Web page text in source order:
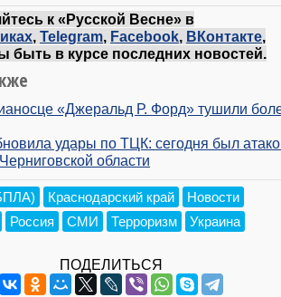
к «Русской Весне» в
, Telegram, Facebook, ВКонтакте,
быть в курсе последних новостей.
«Джеральд Р. Форд» тушили
удары по ТЦК: сегодня был
области
Краснодарский край
Новости
Россия СМИ Терроризм Украина
ПОДЕЛИТЬСЯ